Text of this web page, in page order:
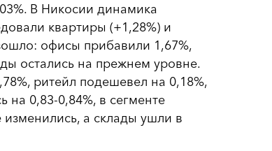
В Никосии динамика
квартиры (+1,28%) и
офисы прибавили 1,67%,
остались на прежнем уровне.
ритейл подешевел на 0,18%,
на 0,83-0,84%, в сегменте
а склады ушли в